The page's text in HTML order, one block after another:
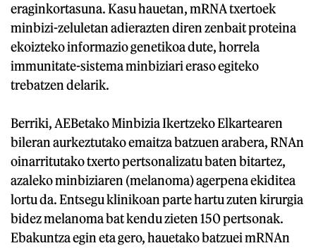
eraginkortasuna. Kasu hauetan, mRNA txertoek
minbizi-zeluletan adierazten diren zenbait proteina
ekoizteko informazio genetikoa dute, horrela
immunitate-sistema minbiziari eraso egiteko
trebatzen delarik.
Berriki, AEBetako Minbizia Ikertzeko Elkartearen
bileran aurkeztutako emaitza batzuen arabera, RNAn
oinarritutako txerto pertsonalizatu baten bitartez,
azaleko minbiziaren (melanoma) agerpena ekiditea
lortu da. Entsegu klinikoan parte hartu zuten kirurgia
bidez melanoma bat kendu zieten 150 pertsonak.
Ebakuntza egin eta gero, hauetako batzuei mRNAn